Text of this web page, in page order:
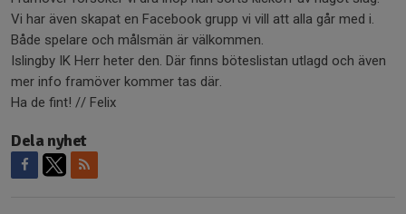
Vi har även skapat en Facebook grupp vi vill att alla går med i.
Både spelare och målsmän är välkommen.
Islingby IK Herr heter den. Där finns böteslistan utlagd och även
mer info framöver kommer tas där.
Ha de fint! // Felix
Dela nyhet